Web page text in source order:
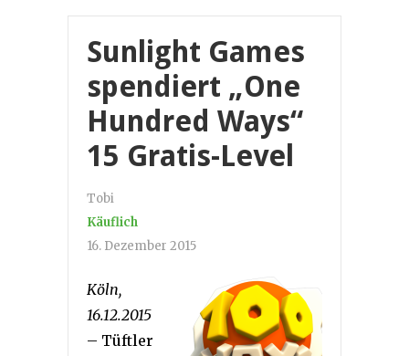
Sunlight Games
spendiert „One
Hundred Ways“
15 Gratis-Level
Tobi
Käuflich
16. Dezember 2015
Köln,
16.12.2015
– Tüftler